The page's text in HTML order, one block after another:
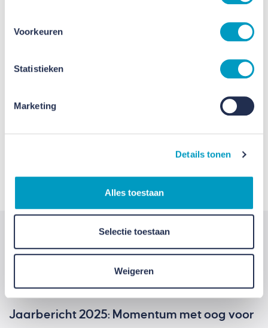
Voorkeuren
Statistieken
Marketing
Details tonen
Alles toestaan
Selectie toestaan
Weigeren
Jaarbericht 2025: Momentum met oog voor